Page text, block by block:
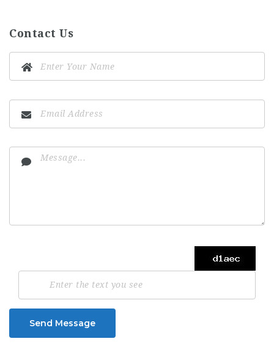
Contact Us
Send Message